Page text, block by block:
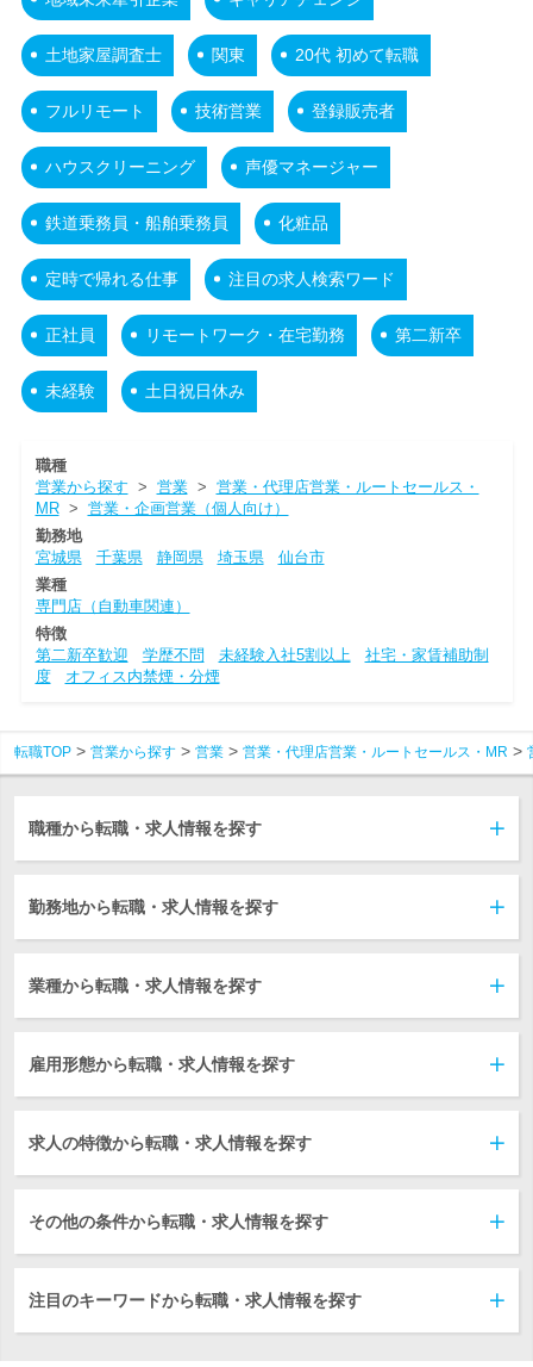
土地家屋調査士 関東 20代 初めて転職
フルリモート 技術営業 登録販売者
ハウスクリーニング 声優マネージャー
鉄道乗務員・船舶乗務員 化粧品
定時で帰れる仕事 注目の求人検索ワード
正社員 リモートワーク・在宅勤務 第二新卒
未経験 土日祝日休み
職種
営業から探す > 営業> 営業・代理店営業・ルートセールス・
MR> 営業・企画営業（個人向け）
勤務地
宮城県
千葉県 静岡県 埼玉県
仙台市
業種
専門店（自動車関連）
特徴
第二新卒歓迎
学歴不問 未経験入社5割以上
社宅・家賃補助制
度
オフィス内禁煙・分煙
転職TOP 営業から探す 営業 営業・代理店営業・ルートセールス・MR
職種から転職・求人情報を探す
勤務地から転職・求人情報を探す
業種から転職・求人情報を探す
雇用形態から転職・求人情報を探す
求人の特徴から転職・求人情報を探す
その他の条件から転職・求人情報を探す
注目のキーワードから転職・求人情報を探す